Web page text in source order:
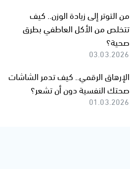
من التوتر إلى زيادة الوزن.. كيف
تتخلص من الأكل العاطفي بطرق
صحية؟
03.03.2026
الإرهاق الرقمي.. كيف تدمر الشاشات
صحتك النفسية دون أن تشعر؟
01.03.2026